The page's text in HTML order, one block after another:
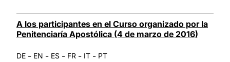
A los participantes en el Curso organizado por la
Penitenciaría Apostólica (4 de marzo de 2016)
DE - EN - ES - FR - IT - PT